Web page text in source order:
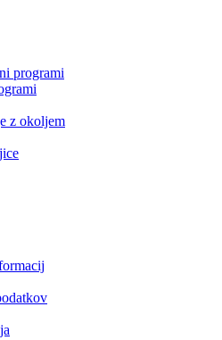
programi
z okoljem